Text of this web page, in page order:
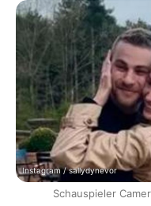
Instagram / sallydynevor
Schauspieler